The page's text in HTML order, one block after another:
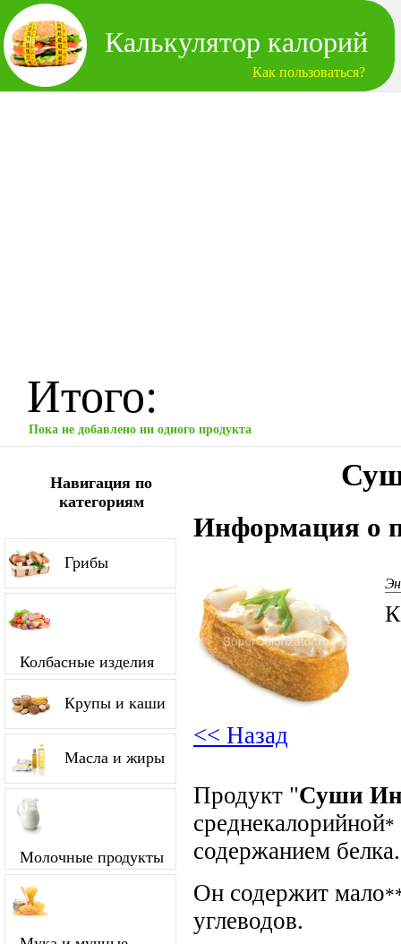
Калькулятор калорий
Как пользоваться?
Итого:
Пока не добавлено ни одного продукта
Навигация по
категориям
Грибы
Колбасные изделия
Крупы и каши
Масла и жиры
Молочные продукты
Информация о
<< Назад
Продукт "Суши
среднекалорийной*
содержанием белка.
Он содержит мало
углеводов.